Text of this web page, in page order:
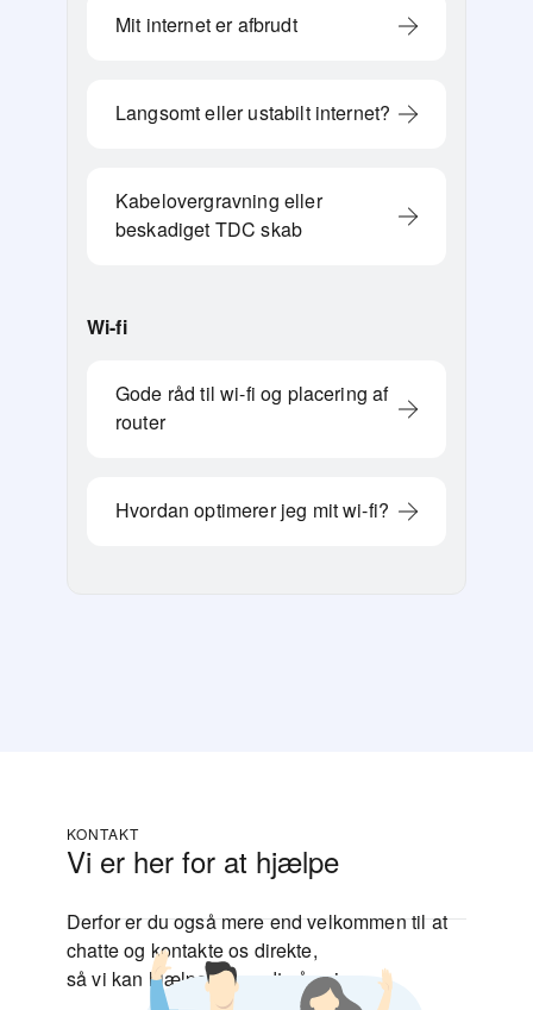
Mit internet er afbrudt
Langsomt eller ustabilt internet?
Kabelovergravning eller
beskadiget TDC skab
Wi-fi
Gode råd til wi-fi og placering af
router
Hvordan optimerer jeg mit wi-fi?
KONTAKT
Vi er her for at hjælpe
Derfor er du også mere end velkommen til at
chatte og kontakte os direkte,
så vi kan hjælpe dig godt på vej.